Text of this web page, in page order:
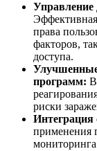
Управление
права
факторов,
доступа.
программ:
риски
применения